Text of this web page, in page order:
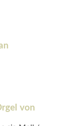
von